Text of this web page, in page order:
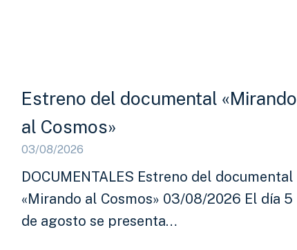
Estreno del documental «Mirando
al Cosmos»
03/08/2026
DOCUMENTALES Estreno del documental
«Mirando al Cosmos» 03/08/2026 El día 5
de agosto se presenta…